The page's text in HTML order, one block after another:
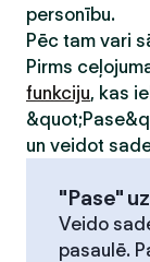
personību.
Pēc tam vari
Pirms
funkciju, kas
un veidot
"Pase"
Veido
pasaulē.